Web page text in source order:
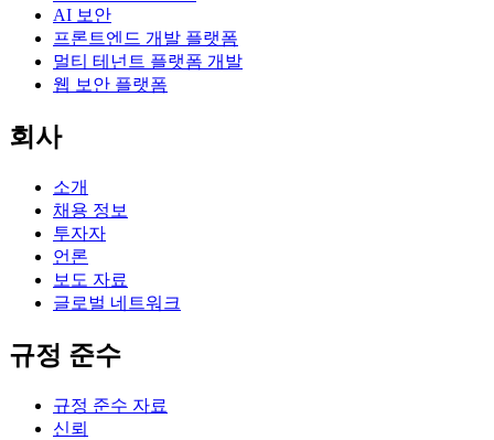
AI 보안
프론트엔드 개발 플랫폼
멀티 테넌트 플랫폼 개발
웹 보안 플랫폼
회사
소개
채용 정보
투자자
언론
보도 자료
글로벌 네트워크
규정 준수
규정 준수 자료
신뢰